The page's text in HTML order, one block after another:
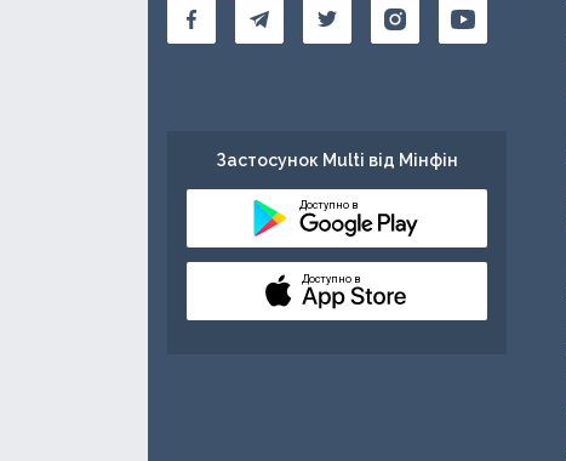
Застосунок Multi від Мінфін
Доступно в
Доступно в